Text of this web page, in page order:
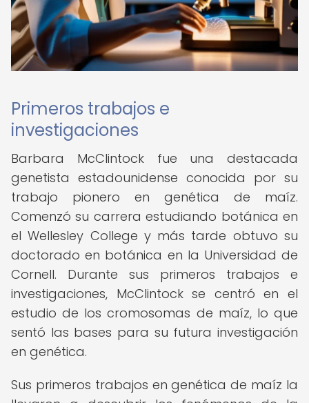
Primeros trabajos e
investigaciones
Barbara McClintock fue una destacada
genetista estadounidense conocida por su
trabajo pionero en genética de maíz.
Comenzó su carrera estudiando botánica en
el Wellesley College y más tarde obtuvo su
doctorado en botánica en la Universidad de
Cornell. Durante sus primeros trabajos e
investigaciones, McClintock se centró en el
estudio de los cromosomas de maíz, lo que
sentó las bases para su futura investigación
en genética.
Sus primeros trabajos en genética de maíz la